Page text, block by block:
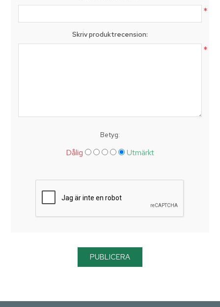
*
Skriv produktrecension:
*
Betyg:
Dålig Utmärkt